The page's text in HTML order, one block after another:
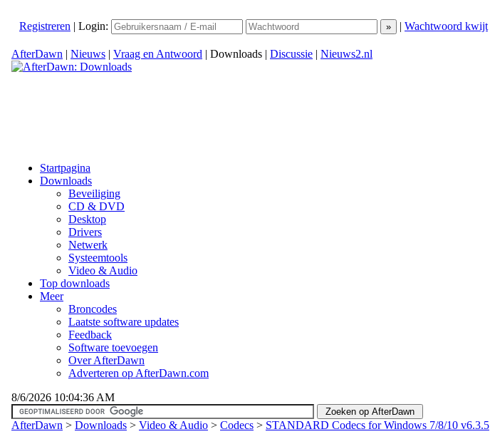
Registreren | Login: | Wachtwoord kwijt
AfterDawn | Nieuws | Vraag en Antwoord | Downloads | Discussie | Nieuws2.nl
Startpagina
Downloads
Beveiliging
CD & DVD
Desktop
Drivers
Netwerk
Systeemtools
Video & Audio
Top downloads
Meer
Broncodes
Laatste software updates
Feedback
Software toevoegen
Over AfterDawn
Adverteren op AfterDawn.com
8/6/2026 10:04:36 AM
AfterDawn > Downloads > Video & Audio > Codecs > STANDARD Codecs for Windows 7/8/10 v6.3.5